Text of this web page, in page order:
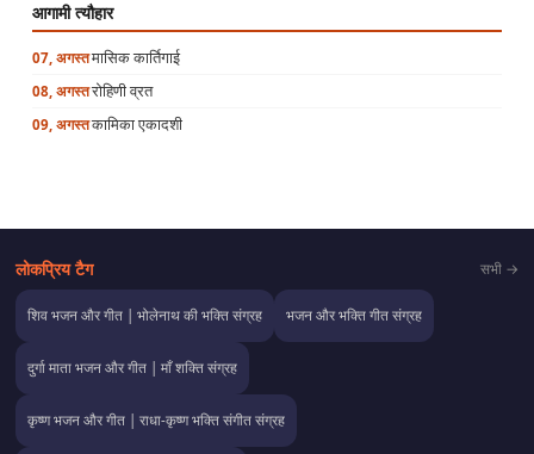
आगामी त्यौहार
07, अगस्तमासिक कार्तिगाई
08, अगस्तरोहिणी व्रत
09, अगस्तकामिका एकादशी
लोकप्रिय टैग सभी →
शिव भजन और गीत | भोलेनाथ की भक्ति संग्रह भजन और भक्ति गीत संग्रह
दुर्गा माता भजन और गीत | माँ शक्ति संग्रह
कृष्ण भजन और गीत | राधा-कृष्ण भक्ति संगीत संग्रह